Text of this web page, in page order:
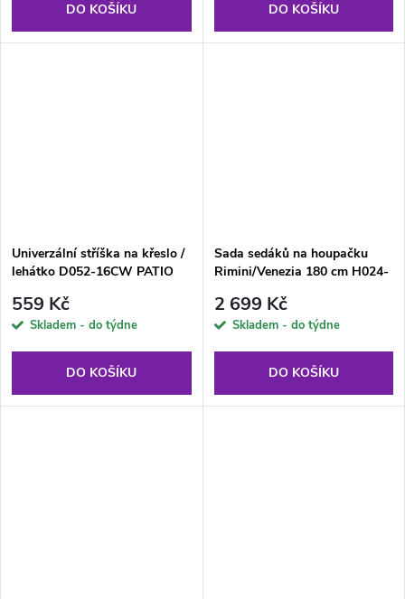
DO KOŠÍKU DO KOŠÍKU
Univerzální stříška na křeslo /
lehátko D052-16CW PATIO
559 Kč
Skladem - do týdne
DO KOŠÍKU
Sada sedáků na houpačku
Rimini/Venezia 180 cm H024-
2 699 Kč
Skladem - do týdne
DO KOŠÍKU